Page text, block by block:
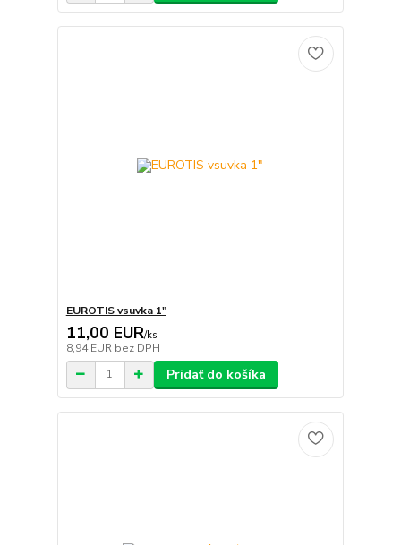
EUROTIS vsuvka 1"
11,00 EUR/ks
8,94 EUR bez DPH
Pridať do košíka